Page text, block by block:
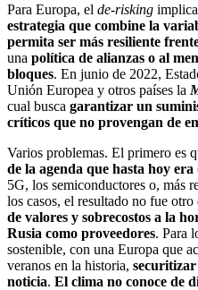
Para Europa, el de-risking
estrategia que combine la
permita ser más resiliente
una política de alianzas o al
bloques. En junio de 2022,
Unión Europea y otros países la
cual busca garantizar un
críticos que no provengan de
Varios problemas. El primero es
de la agenda que hasta hoy
5G, los semiconductores o, más
los casos, el resultado no fue otro
de valores y sobrecostos a la
Rusia como proveedores. Para
sostenible, con una Europa que
veranos en la historia, securitizar
noticia. El clima no conoce de